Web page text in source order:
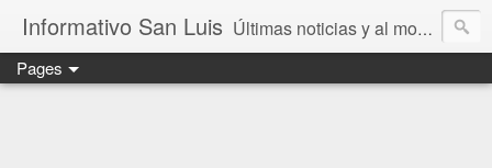
Informativo San Luis Últimas noticias y al momento en San Luis Potosí, México y el mundo.
Pages